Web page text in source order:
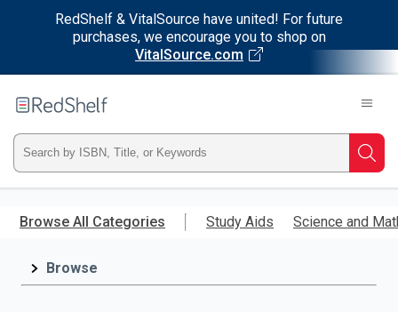
RedShelf & VitalSource have united! For future
purchases, we encourage you to shop on
VitalSource.com
main
RedShelf
Type
ISBN,
Title,
Browse All Categories Study Aids Science and
Browse